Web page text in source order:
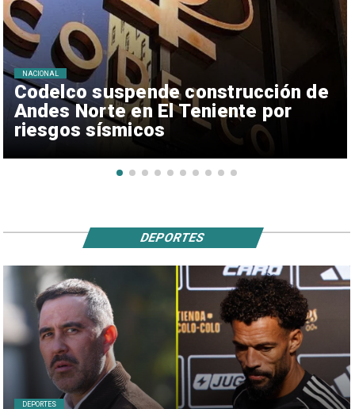
Codelco suspende construcción de
Andes Norte en El Teniente por
riesgos sísmicos
NACIONAL
DEPORTES
DEPORTES